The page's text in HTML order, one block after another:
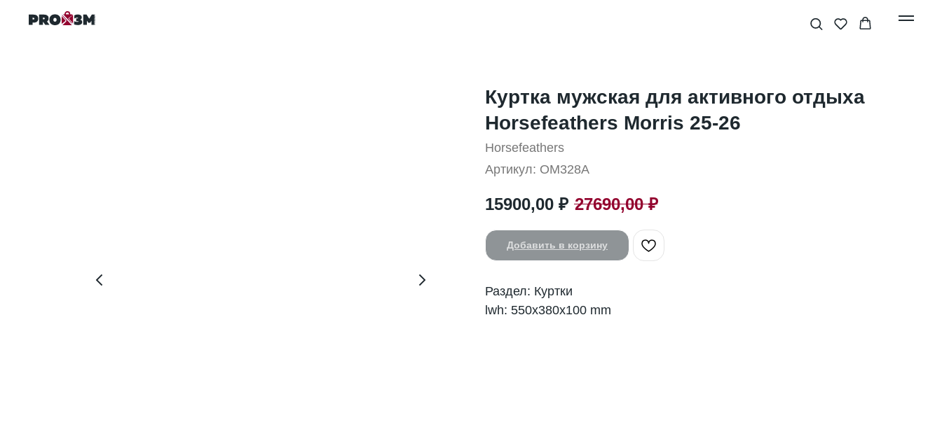
Куртка мужская для активного отдыха
Horsefeathers Morris 25-26
Horsefeathers
Артикул: OM328A
15900,00 ₽ 27690,00 ₽
Добавить в корзину
Раздел: Куртки
lwh: 550x380x100 mm